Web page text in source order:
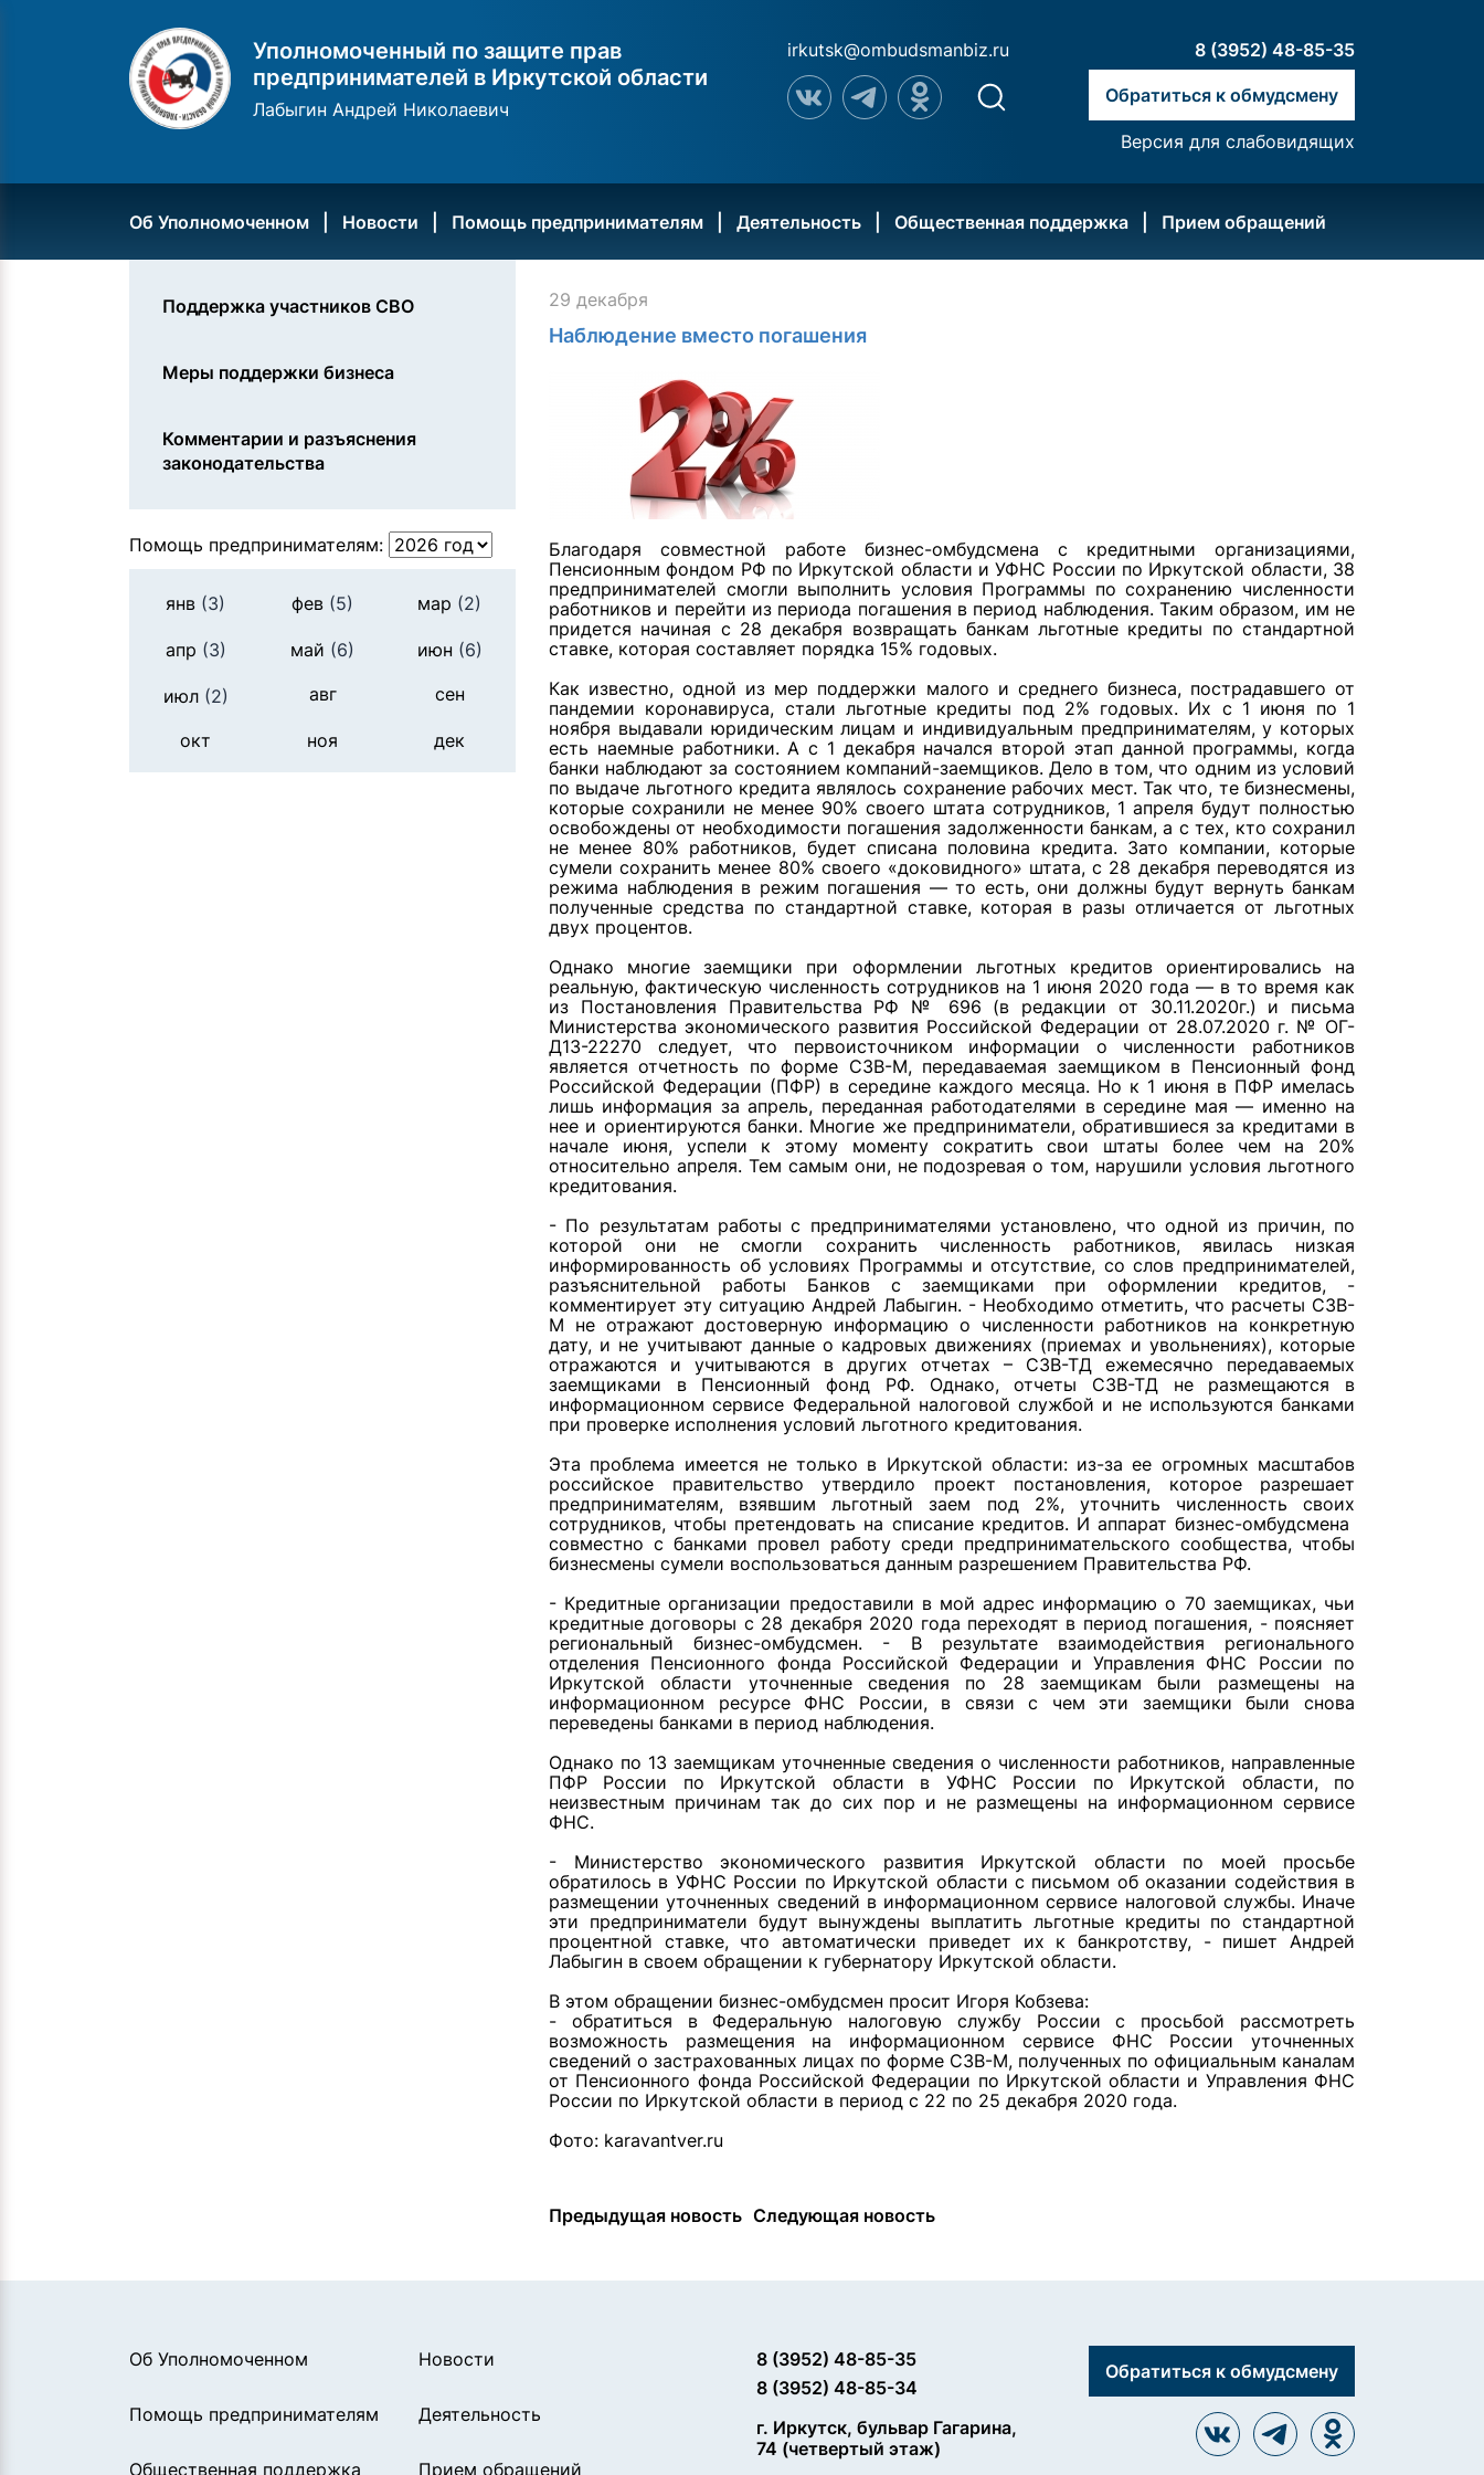
Уполномоченный по защите прав
предпринимателей в Иркутской области
Лабыгин Андрей Николаевич
irkutsk@ombudsmanbiz.ru 8 (3952) 48-85-35
Обратиться к обмудсмену
Версия для слабовидящих
Об Уполномоченном Новости Помощь предпринимателям Деятельность Общественная поддержка Прием обращений
Поддержка участников СВО
Меры поддержки бизнеса
Комментарии и разъяснения
законодательства
Помощь предпринимателям:
янв (3) фев (5) мар (2)
апр (3) май (6) июн (6)
июл(2) авг сен
окт ноя дек
29 декабря
Наблюдение вместо погашения
Благодаря совместной работе бизнес-омбудсмена с кредитными организациями,
Пенсионным фондом РФ по Иркутской области и УФНС России по Иркутской области, 38
предпринимателей смогли выполнить условия Программы по сохранению численности
работников и перейти из периода погашения в период наблюдения. Таким образом, им не
придется начиная с 28 декабря возвращать банкам льготные кредиты по стандартной
ставке, которая составляет порядка 15% годовых.
Как известно, одной из мер поддержки малого и среднего бизнеса, пострадавшего от
пандемии коронавируса, стали льготные кредиты под 2% годовых. Их с 1 июня по 1
ноября выдавали юридическим лицам и индивидуальным предпринимателям, у которых
есть наемные работники. А с 1 декабря начался второй этап данной программы, когда
банки наблюдают за состоянием компаний-заемщиков. Дело в том, что одним из условий
по выдаче льготного кредита являлось сохранение рабочих мест. Так что, те бизнесмены,
которые сохранили не менее 90% своего штата сотрудников, 1 апреля будут полностью
освобождены от необходимости погашения задолженности банкам, а с тех, кто сохранил
не менее 80% работников, будет списана половина кредита. Зато компании, которые
сумели сохранить менее 80% своего «доковидного» штата, с 28 декабря переводятся из
режима наблюдения в режим погашения — то есть, они должны будут вернуть банкам
полученные средства по стандартной ставке, которая в разы отличается от льготных
двух процентов.
Однако многие заемщики при оформлении льготных кредитов ориентировались на
реальную, фактическую численность сотрудников на 1 июня 2020 года — в то время как
из Постановления Правительства РФ № 696 (в редакции от 30.11.2020г.) и письма
Министерства экономического развития Российской Федерации от 28.07.2020 г. № ОГ-
Д13-22270 следует, что первоисточником информации о численности работников
является отчетность по форме СЗВ-М, передаваемая заемщиком в Пенсионный фонд
Российской Федерации (ПФР) в середине каждого месяца. Но к 1 июня в ПФР имелась
лишь информация за апрель, переданная работодателями в середине мая — именно на
нее и ориентируются банки. Многие же предприниматели, обратившиеся за кредитами в
начале июня, успели к этому моменту сократить свои штаты более чем на 20%
относительно апреля. Тем самым они, не подозревая о том, нарушили условия льготного
кредитования.
- По результатам работы с предпринимателями установлено, что одной из причин, по
которой они не смогли сохранить численность работников, явилась низкая
информированность об условиях Программы и отсутствие, со слов предпринимателей,
разъяснительной работы Банков с заемщиками при оформлении кредитов, -
комментирует эту ситуацию Андрей Лабыгин. - Необходимо отметить, что расчеты СЗВ-
М не отражают достоверную информацию о численности работников на конкретную
дату, и не учитывают данные о кадровых движениях (приемах и увольнениях), которые
отражаются и учитываются в других отчетах – СЗВ-ТД ежемесячно передаваемых
заемщиками в Пенсионный фонд РФ. Однако, отчеты СЗВ-ТД не размещаются в
информационном сервисе Федеральной налоговой службой и не используются банками
при проверке исполнения условий льготного кредитования.
Эта проблема имеется не только в Иркутской области: из-за ее огромных масштабов
российское правительство утвердило проект постановления, которое разрешает
предпринимателям, взявшим льготный заем под 2%, уточнить численность своих
сотрудников, чтобы претендовать на списание кредитов. И аппарат бизнес-омбудсмена
совместно с банками провел работу среди предпринимательского сообщества, чтобы
бизнесмены сумели воспользоваться данным разрешением Правительства РФ.
- Кредитные организации предоставили в мой адрес информацию о 70 заемщиках, чьи
кредитные договоры с 28 декабря 2020 года переходят в период погашения, - поясняет
региональный бизнес-омбудсмен. - В результате взаимодействия регионального
отделения Пенсионного фонда Российской Федерации и Управления ФНС России по
Иркутской области уточненные сведения по 28 заемщикам были размещены на
информационном ресурсе ФНС России, в связи с чем эти заемщики были снова
переведены банками в период наблюдения.
Однако по 13 заемщикам уточненные сведения о численности работников, направленные
ПФР России по Иркутской области в УФНС России по Иркутской области, по
неизвестным причинам так до сих пор и не размещены на информационном сервисе
ФНС.
- Министерство экономического развития Иркутской области по моей просьбе
обратилось в УФНС России по Иркутской области с письмом об оказании содействия в
размещении уточненных сведений в информационном сервисе налоговой службы. Иначе
эти предприниматели будут вынуждены выплатить льготные кредиты по стандартной
процентной ставке, что автоматически приведет их к банкротству, - пишет Андрей
Лабыгин в своем обращении к губернатору Иркутской области.
В этом обращении бизнес-омбудсмен просит Игоря Кобзева:
- обратиться в Федеральную налоговую службу России с просьбой рассмотреть
возможность размещения на информационном сервисе ФНС России уточненных
сведений о застрахованных лицах по форме СЗВ-М, полученных по официальным каналам
от Пенсионного фонда Российской Федерации по Иркутской области и Управления ФНС
России по Иркутской области в период с 22 по 25 декабря 2020 года.
Фото: karavantver.ru
Предыдущая новость Следующая новость
Об Уполномоченном Новости
Помощь предпринимателям Деятельность
Общественная поддержка Прием обращений
8 (3952) 48-85-35
8 (3952) 48-85-34
г. Иркутск, бульвар Гагарина,
74 (четвертый этаж)
Обратиться к обмудсмену